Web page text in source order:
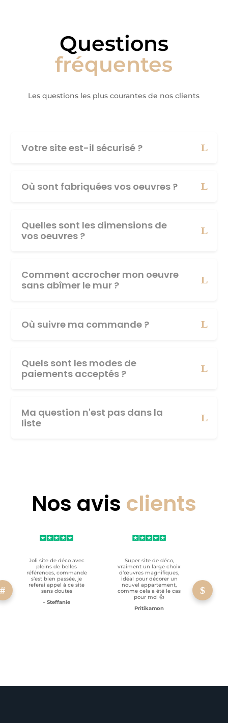
Questions
fréquentes
Les questions les plus courantes de nos clients
Votre site est-il sécurisé ?
Où sont fabriquées vos oeuvres ?
Quelles sont les dimensions de
vos oeuvres ?
Comment accrocher mon oeuvre
sans abîmer le mur ?
Où suivre ma commande ?
Quels sont les modes de
paiements acceptés ?
Ma question n'est pas dans la
liste
Nos avis clients
Joli site de déco avec
pleins de belles
références, commande
s’est bien passée, je
referai appel à ce site
sans doutes
– Steffanie
Super site de déco,
vraiment un large choix
d’œuvres magnifiques,
idéal pour décorer un
nouvel appartement,
comme cela a été le cas
pour moi 👍
Pritikamon